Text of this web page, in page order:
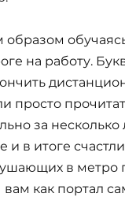
на работу.
просто
за
и в итоге
в метро
как портал